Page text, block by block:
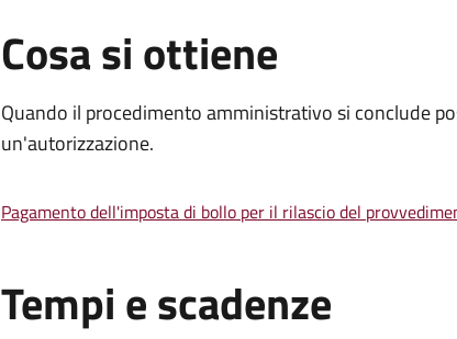
Cosa si ottiene
Quando il procedimento amministrativo si conclude
un'autorizzazione.
Pagamento dell'imposta di bollo per il rilascio del
Tempi e scadenze